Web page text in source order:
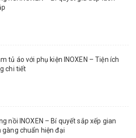
tủ áo với phụ kiện INOXEN – Tiện ích
chi tiết
nồi INOXEN – Bí quyết sắp xếp gian
gàng chuẩn hiện đại